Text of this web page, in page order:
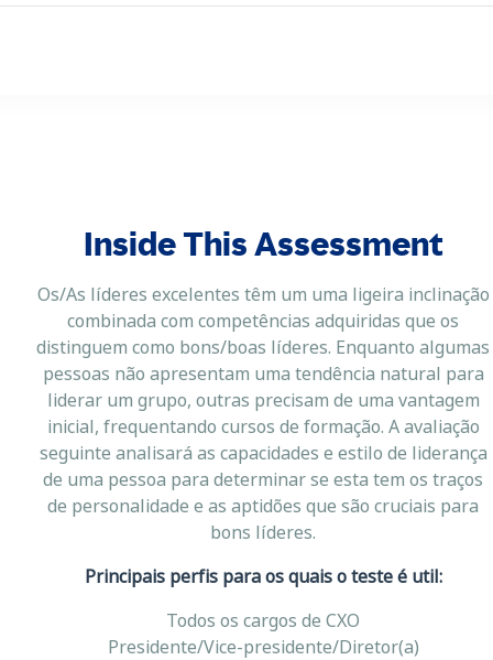
Inside This Assessment
Os/As líderes excelentes têm um uma ligeira inclinação
combinada com competências adquiridas que os
distinguem como bons/boas líderes. Enquanto algumas
pessoas não apresentam uma tendência natural para
liderar um grupo, outras precisam de uma vantagem
inicial, frequentando cursos de formação. A avaliação
seguinte analisará as capacidades e estilo de liderança
de uma pessoa para determinar se esta tem os traços
de personalidade e as aptidões que são cruciais para
bons líderes.
Principais perfis para os quais o teste é util:
Todos os cargos de CXO
Presidente/Vice-presidente/Diretor(a)